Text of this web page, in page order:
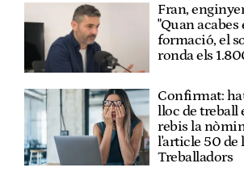
Fran,
"Quan acabes
formació, el
ronda els
Confirmat:
lloc de treball
rebis la
l'article 50 de
Treballadors